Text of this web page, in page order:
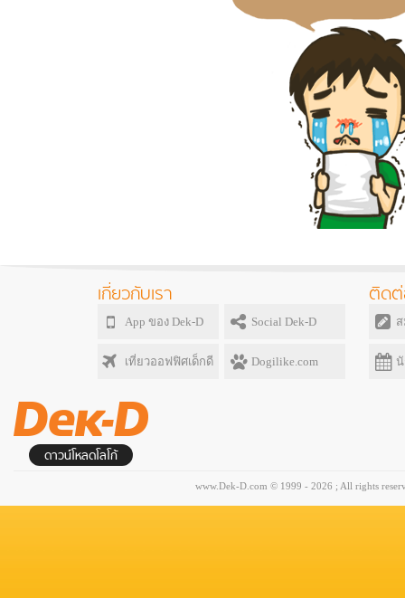
เกี่ยวกับเรา
App ของ Dek-D Social Dek-D
เที่ยวออฟฟิศเด็กดี Dogilike.com
ติดต่
ดาวน์โหลดโลโก้
www.Dek-D.com © 1999 - 2026 ; All rights